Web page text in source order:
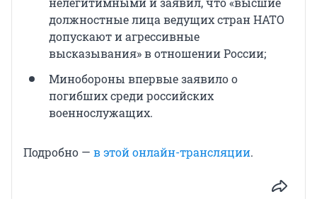
должностные лица ведущих стран НАТО
допускают и агрессивные
высказывания» в отношении России;
Минобороны впервые заявило о
погибших среди российских
военнослужащих.
Подробно — в этой онлайн-трансляции.